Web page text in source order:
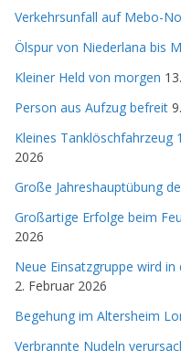
Verkehrsunfall auf Mebo-
Ölspur von Niederlana bis
Kleiner Held von morgen
Person aus Aufzug befreit
Kleines Tanklöschfahrzeug
2026
Große Jahreshauptübung
Großartige Erfolge beim
2026
Neue Einsatzgruppe wird
2. Februar 2026
Begehung im Altersheim
Verbrannte Nudeln